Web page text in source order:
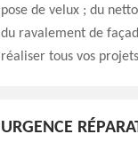
pose de velux ; du
du ravalement de
réaliser tous vos
URGENCE